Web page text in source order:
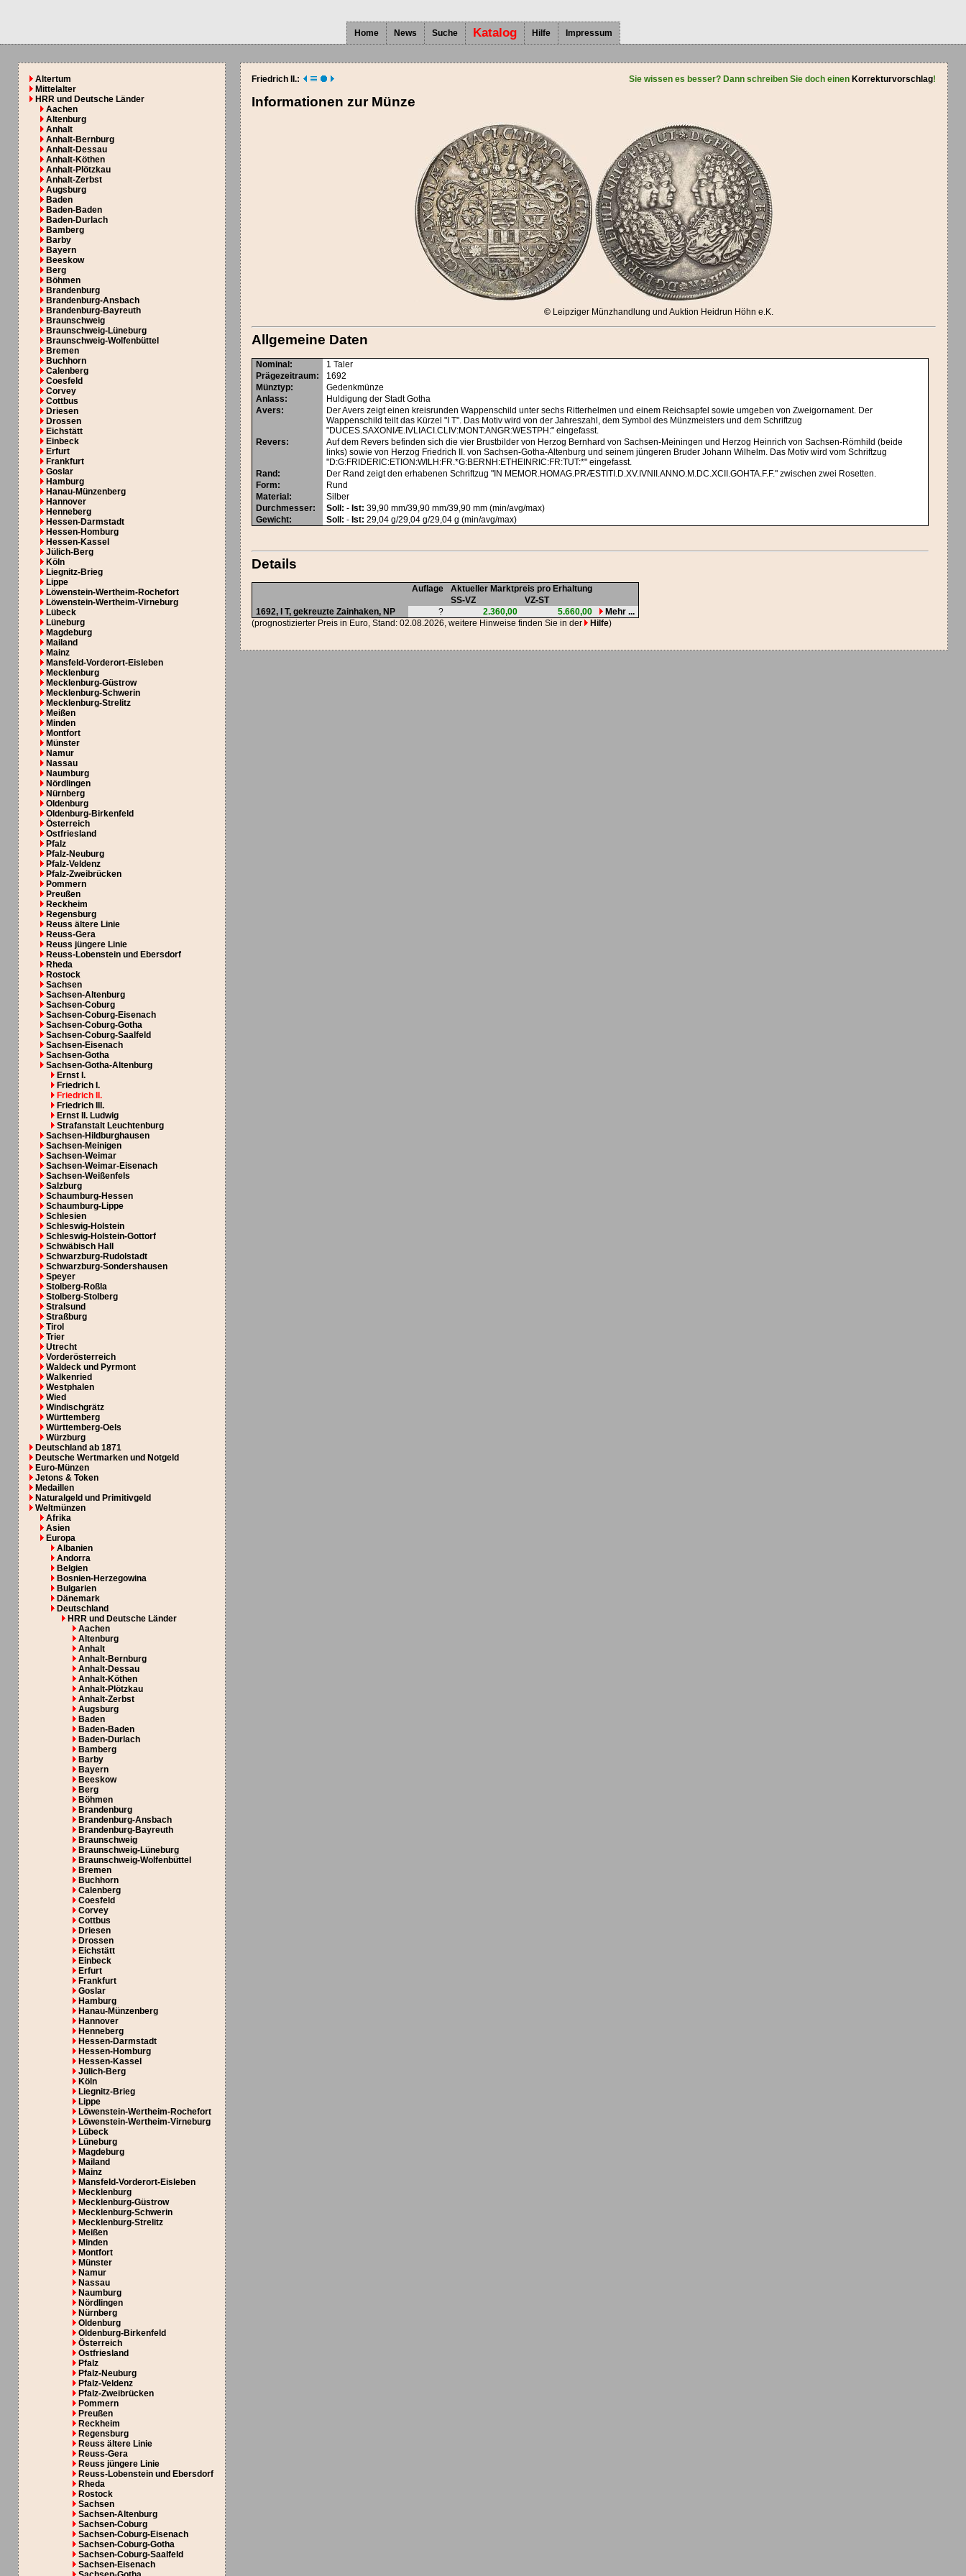
Home News Suche Katalog Hilfe Impressum
Altertum
Mittelalter
HRR und Deutsche Länder
Aachen
Altenburg
Anhalt
Anhalt-Bernburg
Anhalt-Dessau
Anhalt-Köthen
Anhalt-Plötzkau
Anhalt-Zerbst
Augsburg
Baden
Baden-Baden
Baden-Durlach
Bamberg
Barby
Bayern
Beeskow
Berg
Böhmen
Brandenburg
Brandenburg-Ansbach
Brandenburg-Bayreuth
Braunschweig
Braunschweig-Lüneburg
Braunschweig-Wolfenbüttel
Bremen
Buchhorn
Calenberg
Coesfeld
Corvey
Cottbus
Driesen
Drossen
Eichstätt
Einbeck
Erfurt
Frankfurt
Goslar
Hamburg
Hanau-Münzenberg
Hannover
Henneberg
Hessen-Darmstadt
Hessen-Homburg
Hessen-Kassel
Jülich-Berg
Köln
Liegnitz-Brieg
Lippe
Löwenstein-Wertheim-Rochefort
Löwenstein-Wertheim-Virneburg
Lübeck
Lüneburg
Magdeburg
Mailand
Mainz
Mansfeld-Vorderort-Eisleben
Mecklenburg
Mecklenburg-Güstrow
Mecklenburg-Schwerin
Mecklenburg-Strelitz
Meißen
Minden
Montfort
Münster
Namur
Nassau
Naumburg
Nördlingen
Nürnberg
Oldenburg
Oldenburg-Birkenfeld
Österreich
Ostfriesland
Pfalz
Pfalz-Neuburg
Pfalz-Veldenz
Pfalz-Zweibrücken
Pommern
Preußen
Reckheim
Regensburg
Reuss ältere Linie
Reuss-Gera
Reuss jüngere Linie
Reuss-Lobenstein und Ebersdorf
Rheda
Rostock
Sachsen
Sachsen-Altenburg
Sachsen-Coburg
Sachsen-Coburg-Eisenach
Sachsen-Coburg-Gotha
Sachsen-Coburg-Saalfeld
Sachsen-Eisenach
Sachsen-Gotha
Sachsen-Gotha-Altenburg
Ernst I.
Friedrich I.
Friedrich II.
Friedrich III.
Ernst II. Ludwig
Strafanstalt Leuchtenburg
Sachsen-Hildburghausen
Sachsen-Meinigen
Sachsen-Weimar
Sachsen-Weimar-Eisenach
Sachsen-Weißenfels
Salzburg
Schaumburg-Hessen
Schaumburg-Lippe
Schlesien
Schleswig-Holstein
Schleswig-Holstein-Gottorf
Schwäbisch Hall
Schwarzburg-Rudolstadt
Schwarzburg-Sondershausen
Speyer
Stolberg-Roßla
Stolberg-Stolberg
Stralsund
Straßburg
Tirol
Trier
Utrecht
Vorderösterreich
Waldeck und Pyrmont
Walkenried
Westphalen
Wied
Windischgrätz
Württemberg
Württemberg-Oels
Würzburg
Deutschland ab 1871
Deutsche Wertmarken und Notgeld
Euro-Münzen
Jetons & Token
Medaillen
Naturalgeld und Primitivgeld
Weltmünzen
Afrika
Asien
Europa
Albanien
Andorra
Belgien
Bosnien-Herzegowina
Bulgarien
Dänemark
Deutschland
HRR und Deutsche Länder
Aachen
Altenburg
Anhalt
Anhalt-Bernburg
Anhalt-Dessau
Anhalt-Köthen
Anhalt-Plötzkau
Anhalt-Zerbst
Augsburg
Baden
Baden-Baden
Baden-Durlach
Bamberg
Barby
Bayern
Beeskow
Berg
Böhmen
Brandenburg
Brandenburg-Ansbach
Brandenburg-Bayreuth
Braunschweig
Braunschweig-Lüneburg
Braunschweig-Wolfenbüttel
Bremen
Buchhorn
Calenberg
Coesfeld
Corvey
Cottbus
Driesen
Drossen
Eichstätt
Einbeck
Erfurt
Frankfurt
Goslar
Hamburg
Hanau-Münzenberg
Hannover
Henneberg
Hessen-Darmstadt
Hessen-Homburg
Hessen-Kassel
Jülich-Berg
Köln
Liegnitz-Brieg
Lippe
Löwenstein-Wertheim-Rochefort
Löwenstein-Wertheim-Virneburg
Lübeck
Lüneburg
Magdeburg
Mailand
Mainz
Mansfeld-Vorderort-Eisleben
Mecklenburg
Mecklenburg-Güstrow
Mecklenburg-Schwerin
Mecklenburg-Strelitz
Meißen
Minden
Montfort
Münster
Namur
Nassau
Naumburg
Nördlingen
Nürnberg
Oldenburg
Oldenburg-Birkenfeld
Österreich
Ostfriesland
Pfalz
Pfalz-Neuburg
Pfalz-Veldenz
Pfalz-Zweibrücken
Pommern
Preußen
Reckheim
Regensburg
Reuss ältere Linie
Reuss-Gera
Reuss jüngere Linie
Reuss-Lobenstein und Ebersdorf
Rheda
Rostock
Sachsen
Sachsen-Altenburg
Sachsen-Coburg
Sachsen-Coburg-Eisenach
Sachsen-Coburg-Gotha
Sachsen-Coburg-Saalfeld
Sachsen-Eisenach
Friedrich II.: Sie wissen es besser? Dann schreiben Sie doch einen Korrekturvorschlag!
Informationen zur Münze
© Leipziger Münzhandlung und Auktion Heidrun Höhn e.K.
Allgemeine Daten
Nominal :
1 Taler
Prägezeitraum:
1692
Münztyp:
Gedenkmünze
Anlass:
Huldigung der Stadt Gotha
Avers:
Der Avers zeigt einen kreisrunden Wappenschild unter sechs Ritterhelmen und einem Reichsapfel sowie umgeben von Zweigornament. Der
Wappenschild teilt das Kürzel "I T". Das Motiv wird von der Jahreszahl, dem Symbol des Münzmeisters und dem Schriftzug
"DUCES.SAXONIÆ.IVLIACI.CLIV:MONT:ANGR:WESTPH:" eingefasst.
Revers:
Auf dem Revers befinden sich die vier Brustbilder von Herzog Bernhard von Sachsen-Meiningen und Herzog Heinrich von Sachsen-Römhild (beide
links) sowie von Herzog Friedrich II. von Sachsen-Gotha-Altenburg und seinem jüngeren Bruder Johann Wilhelm. Das Motiv wird vom Schriftzug
"D:G:FRIDERIC:ETION:WILH:FR.*G:BERNH:ETHEINRIC:FR:TUT:*" eingefasst.
Rand :
Der Rand zeigt den erhabenen Schriftzug "IN MEMOR.HOMAG.PRÆSTITI.D.XV.IVNII.ANNO.M.DC.XCII.GOHTA.F.F." zwischen zwei Rosetten.
Form:
Rund
Material :
Silber
Durchmesser: Soll: - Ist: 39,90 mm/39,90 mm/39,90 mm (min/avg/max)
Gewicht: Soll: - Ist: 29,04 g/29,04 g/29,04 g (min/avg/max)
Details
Auflage
Aktueller Marktpreis pro Erhaltung
SS-VZ
VZ-ST
1692, I T, gekreuzte Zainhaken, NP ? 2.360,00 5.660,00
Mehr ...
(prognostizierter Preis in Euro, Stand: 02.08.2026, weitere Hinweise finden Sie in der
Hilfe)